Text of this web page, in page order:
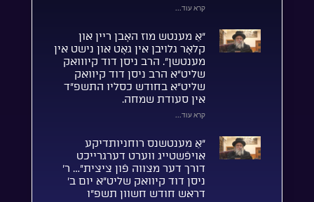
קרא עוד...
“אַ מענטש מוז האָבן ריין און
קלאָר גלויבן אין גאָט און נישט אין
מענטשן”. הרב ניסן דוד קיווואק
שליט”א הרב ניסן דוד קיוואק
שליט”א בחודש כסליו התשפ”ד
אין סעודת שמחה.
קרא עוד...
“אַ מענטשנס רוחניותדיקע
אויפֿשטייג ווערט דערגרייכט
דורך דער מצווה פֿון ציצית”… ר’
ניסן דוד קיוואק שליט”א יום ב’
דראש חודש חשוון תשפ”ו